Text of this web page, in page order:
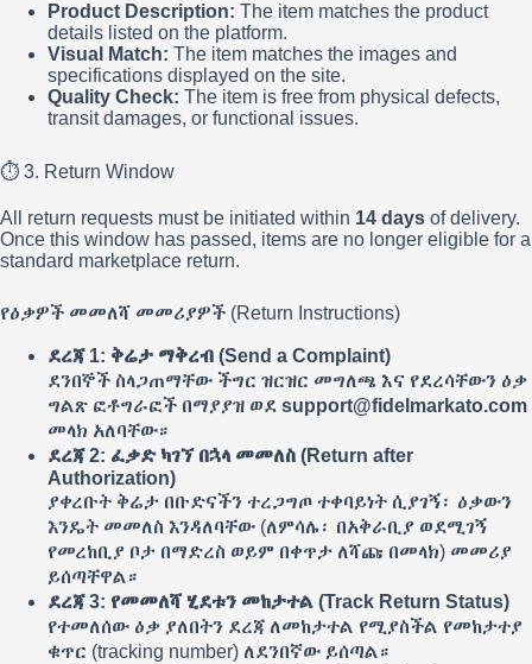
Product Description: The item matches the product
details listed on the platform.
Visual Match: The item matches the images and
specifications displayed on the site.
Quality Check: The item is free from physical defects,
transit damages, or functional issues.
⏱️ 3. Return Window
All return requests must be initiated within 14 days of delivery.
Once this window has passed, items are no longer eligible for a
standard marketplace return.
የዕቃዎች መመለሻ መመሪያዎች (Return Instructions)
ደረጃ 1: ቅሬታ ማቅረብ (Send a Complaint)
ደንበኞች ስላጋጠማቸው ችግር ዝርዝር መግለጫ እና የደረሳቸውን ዕቃ
ግልጽ ፎቶግራፎች በማያያዝ ወደ support@fidelmarkato.com
መላክ አለባቸው።
ደረጃ 2: ፈቃድ ካገኘ በኋላ መመለስ (Return after
Authorization)
ያቀረቡት ቅሬታ በቡድናችን ተረጋግጦ ተቀባይነት ሲያገኝ፡ ዕቃውን
እንዴት መመለስ እንዳለባቸው (ለምሳሌ፡ በአቅራቢያ ወደሚገኝ
የመረከቢያ ቦታ በማድረስ ወይም በቀጥታ ለሻጩ በመላክ) መመሪያ
ይሰጣቸዋል።
ደረጃ 3: የመመለሻ ሂደቱን መከታተል (Track Return Status)
የተመለሰው ዕቃ ያለበትን ደረጃ ለመከታተል የሚያስችል የመከታተያ
ቁጥር (tracking number) ለደንበኛው ይሰጣል።